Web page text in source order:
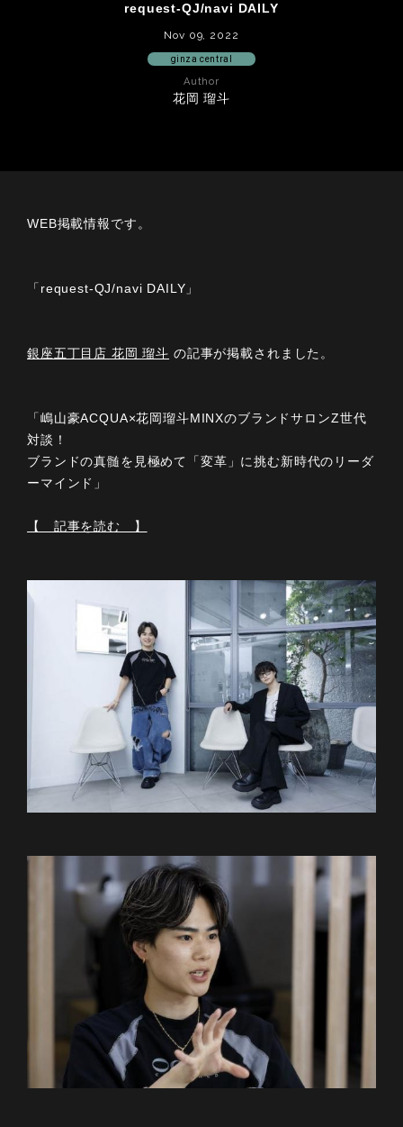
request-QJ/navi DAILY
Nov 09, 2022
ginza central
Author
花岡 瑠斗
WEB掲載情報です。
「request-QJ/navi DAILY」
銀座五丁目店 花岡 瑠斗 の記事が掲載されました。
「嶋山豪ACQUA×花岡瑠斗MINXのブランドサロンZ世代
対談！
ブランドの真髄を見極めて「変革」に挑む新時代のリーダ
ーマインド」
【 記事を読む 】